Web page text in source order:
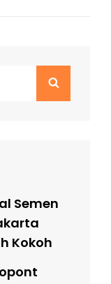
Search
Semen
Kokoh